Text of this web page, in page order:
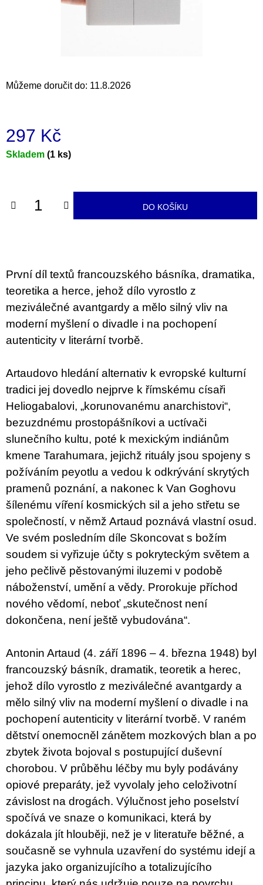
Můžeme doručit do: 11.8.2026
297 Kč
Měrná
Skladem (1 ks)
DO KOŠÍKU
První díl textů francouzského básníka, dramatika,
teoretika a herce, jehož dílo vyrostlo z
meziválečné avantgardy a mělo silný vliv na
moderní myšlení o divadle i na pochopení
autenticity v literární tvorbě.
Artaudovo hledání alternativ k evropské kulturní
tradici jej dovedlo nejprve k římskému císaři
Heliogabalovi, „korunovanému anarchistovi“,
bezuzdnému prostopášníkovi a uctívači
slunečního kultu, poté k mexickým indiánům
kmene Tarahumara, jejichž rituály jsou spojeny s
požíváním peyotlu a vedou k odkrývání skrytých
pramenů poznání, a nakonec k Van Goghovu
šílenému víření kosmických sil a jeho střetu se
společností, v němž Artaud poznává vlastní osud.
Ve svém posledním díle Skoncovat s božím
soudem si vyřizuje účty s pokryteckým světem a
jeho pečlivě pěstovanými iluzemi v podobě
náboženství, umění a vědy. Prorokuje příchod
nového vědomí, neboť „skutečnost není
dokončena, není ještě vybudována“.
Antonin Artaud (4. září 1896 – 4. března 1948) byl
francouzský básník, dramatik, teoretik a herec,
jehož dílo vyrostlo z meziválečné avantgardy a
mělo silný vliv na moderní myšlení o divadle i na
pochopení autenticity v literární tvorbě. V raném
dětství onemocněl zánětem mozkových blan a po
zbytek života bojoval s postupující duševní
chorobou. V průběhu léčby mu byly podávány
opiové preparáty, jež vyvolaly jeho celoživotní
závislost na drogách. Výlučnost jeho poselství
spočívá ve snaze o komunikaci, která by
dokázala jít hlouběji, než je v literatuře běžné, a
současně se vyhnula uzavření do systému idejí a
jazyka jako organizujícího a totalizujícího
o
p
u
e
e
JMÉNO